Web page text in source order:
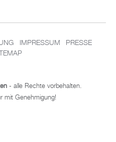
IMPRESSUM
PRESSE
- alle Rechte vorbehalten.
mit Genehmigung!